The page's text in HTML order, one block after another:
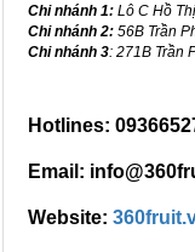
Chi nhánh 1: Lô C Hồ
Chi nhánh 2: 56B Trần
Chi nhánh 3: 271B Trần
Hotlines:
Email:
Website: